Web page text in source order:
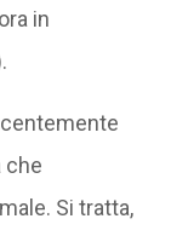
in
che
Si tratta,